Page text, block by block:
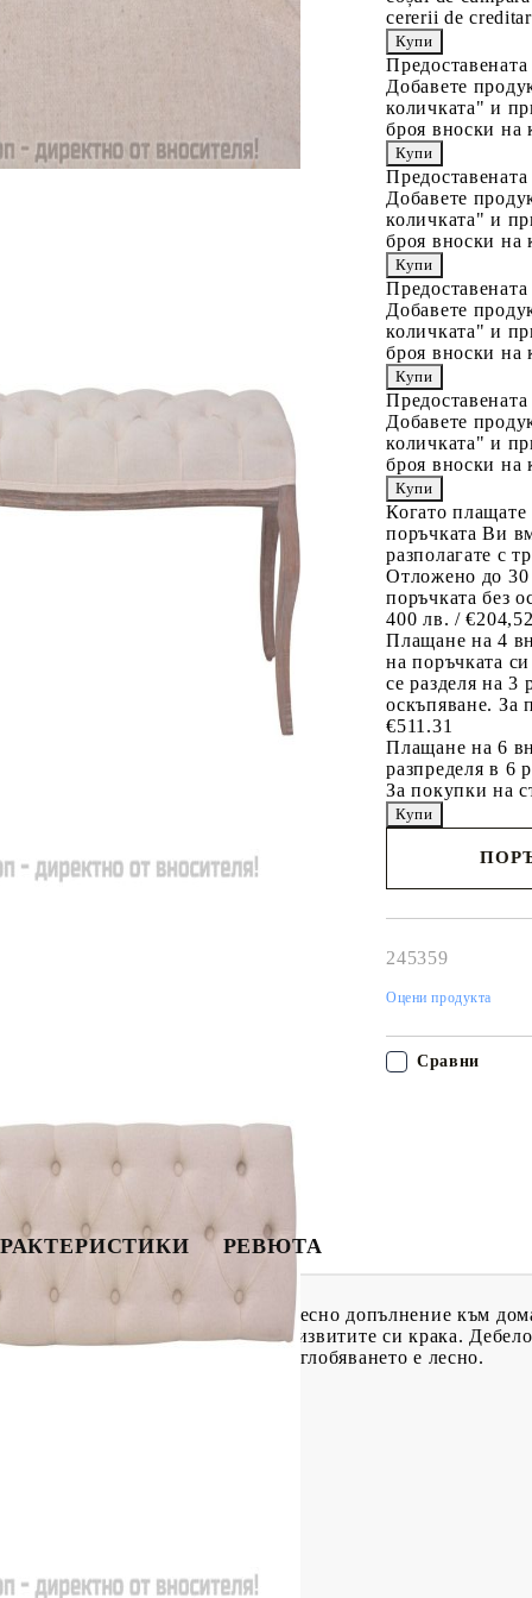
cererii de
Добавете
количката" и
броя вноски на
Добавете
количката" и
броя вноски на
Добавете
количката" и
броя вноски на
Добавете
количката" и
броя вноски на
Когато
поръчката Ви
разполагате с
Отложено до
поръчката без
400 лв. /
Плащане на 4
на поръчката
се разделя на 3
оскъпяване. За
€511.31
Плащане на 6
разпределя в 6
За покупки на
245359
Оцени продукта
Сравни
РЕВЮТА
античен чар и ще бъде чудесно допълнение към
на рамката от дървен масив и извитите си крака.
пейката комфортна и стилна. Сглобяването е лесно.